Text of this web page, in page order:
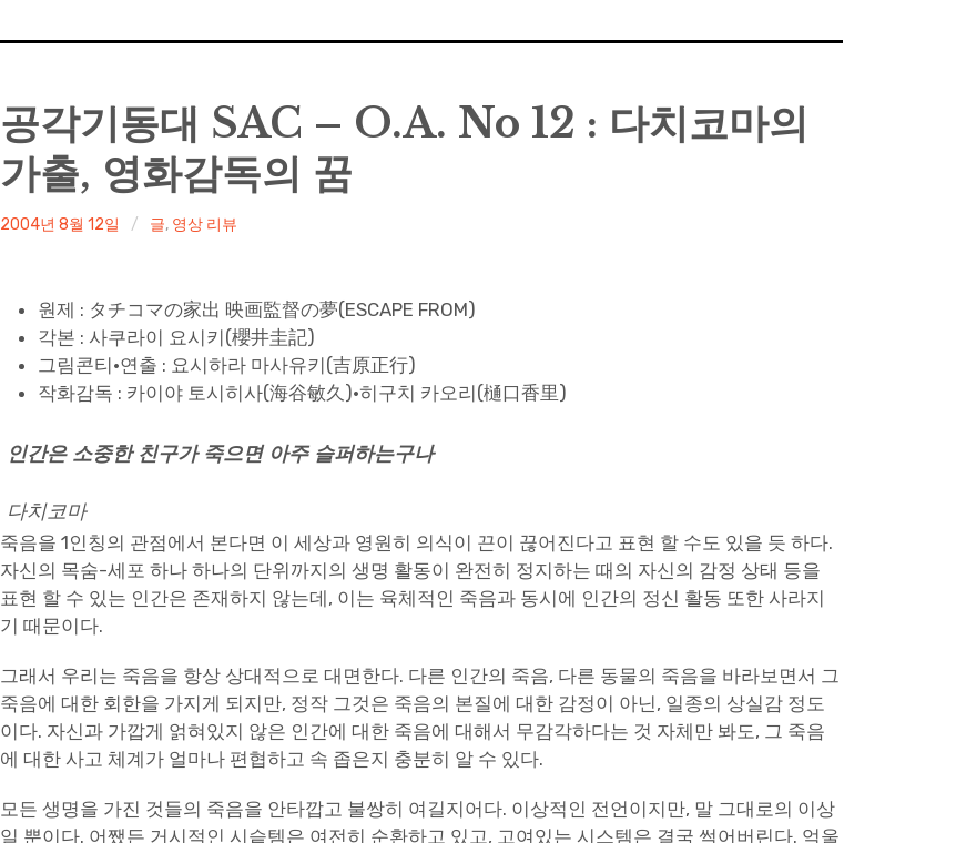
공각기동대 SAC – O.A. No 12 : 다치코마의
가출, 영화감독의 꿈
irene
2004년 8월 12일 글, 영상 리뷰
원제 : タチコマの家出 映画監督の夢(ESCAPE FROM)
각본 : 사쿠라이 요시키(櫻井圭記)
그림콘티·연출 : 요시하라 마사유키(吉原正行)
작화감독 : 카이야 토시히사(海谷敏久)·히구치 카오리(樋口香里)
인간은 소중한 친구가 죽으면 아주 슬퍼하는구나
다치코마
죽음을 1인칭의 관점에서 본다면 이 세상과 영원히 의식이 끈이 끊어진다고 표현 할 수도 있을 듯 하다.
자신의 목숨-세포 하나 하나의 단위까지의 생명 활동이 완전히 정지하는 때의 자신의 감정 상태 등을
표현 할 수 있는 인간은 존재하지 않는데, 이는 육체적인 죽음과 동시에 인간의 정신 활동 또한 사라지
기 때문이다.
그래서 우리는 죽음을 항상 상대적으로 대면한다. 다른 인간의 죽음, 다른 동물의 죽음을 바라보면서 그
죽음에 대한 회한을 가지게 되지만, 정작 그것은 죽음의 본질에 대한 감정이 아닌, 일종의 상실감 정도
이다. 자신과 가깝게 얽혀있지 않은 인간에 대한 죽음에 대해서 무감각하다는 것 자체만 봐도, 그 죽음
에 대한 사고 체계가 얼마나 편협하고 속 좁은지 충분히 알 수 있다.
모든 생명을 가진 것들의 죽음을 안타깝고 불쌍히 여길지어다. 이상적인 전언이지만, 말 그대로의 이상
일 뿐이다. 어쨌든 거시적인 시슽템은 여전히 순환하고 있고, 고여있는 시스템은 결국 썩어버린다. 억울